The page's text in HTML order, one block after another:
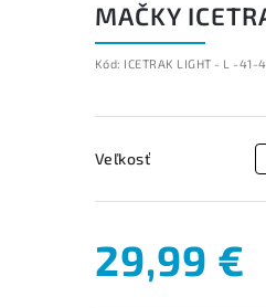
MAČKY
Kód: ICETRAK LIGHT - L -41-
Veľkosť
29,99 €